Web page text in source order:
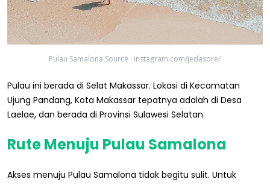
Pulau Samalona Source : instagram.com/jedasore/
Pulau ini berada di Selat Makassar. Lokasi di Kecamatan
Ujung Pandang, Kota Makassar tepatnya adalah di Desa
Laelae, dan berada di Provinsi Sulawesi Selatan.
Rute Menuju Pulau Samalona
Akses menuju Pulau Samalona tidak begitu sulit. Untuk